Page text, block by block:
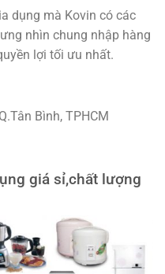
dụng mà Kovin có các
nhìn chung nhập hàng
lợi tối ưu nhất.
Bình, TPHCM
giá sỉ,chất lượng